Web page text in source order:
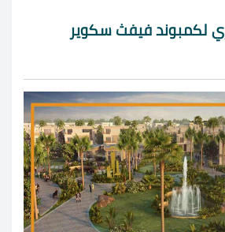
لكمبوند فيفث سكوير